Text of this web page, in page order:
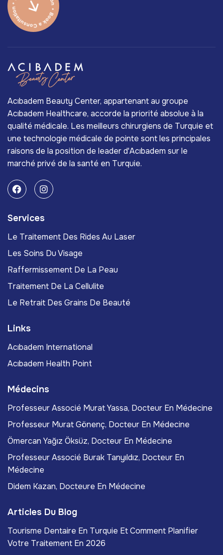
Acıbadem Beauty Center, appartenant au groupe
Acıbadem Healthcare, accorde la priorité absolue à la
qualité médicale. Les meilleurs chirurgiens de Turquie et
une technologie médicale de pointe sont les principales
raisons de la position de leader d'Acıbadem sur le
marché privé de la santé en Turquie.
Services
Le Traitement Des Rides Au Laser
Les Soins Du Visage
Raffermissement De La Peau
Traitement De La Cellulite
Le Retrait Des Grains De Beauté
Links
Acıbadem International
Acıbadem Health Point
Médecins
Professeur Associé Murat Yassa, Docteur En Médecine
Professeur Murat Gönenç, Docteur En Médecine
Ömercan Yağız Öksüz, Docteur En Médecine
Professeur Associé Burak Tanyıldız, Docteur En
Médecine
Didem Kazan, Docteure En Médecine
Articles Du Blog
Tourisme Dentaire En Turquie Et Comment Planifier
Votre Traitement En 2026